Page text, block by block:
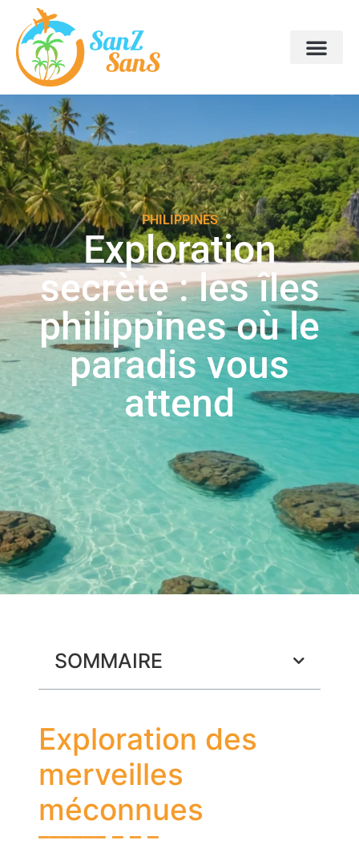
PHILIPPINES
Exploration
secrète : les îles
philippines où le
paradis vous
attend
SOMMAIRE
Exploration des
merveilles
méconnues